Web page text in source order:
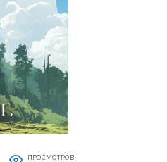
ПРОСМОТРОВ